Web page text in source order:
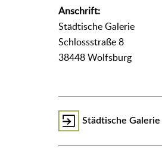
Anschrift:
Städtische Galerie
Schlossstraße 8
38448 Wolfsburg
Städtische Galerie